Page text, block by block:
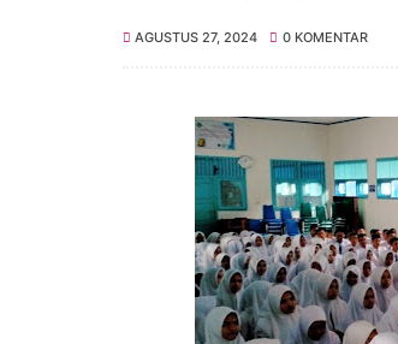
AGUSTUS 27, 2024 0 KOMENTAR